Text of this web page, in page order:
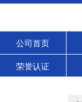
公司首页
荣誉认证